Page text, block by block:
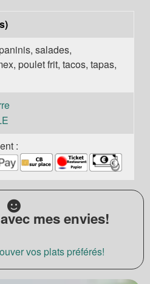
salades,
poulet frit, tacos, tapas,
:
mes envies!
vos plats préférés!